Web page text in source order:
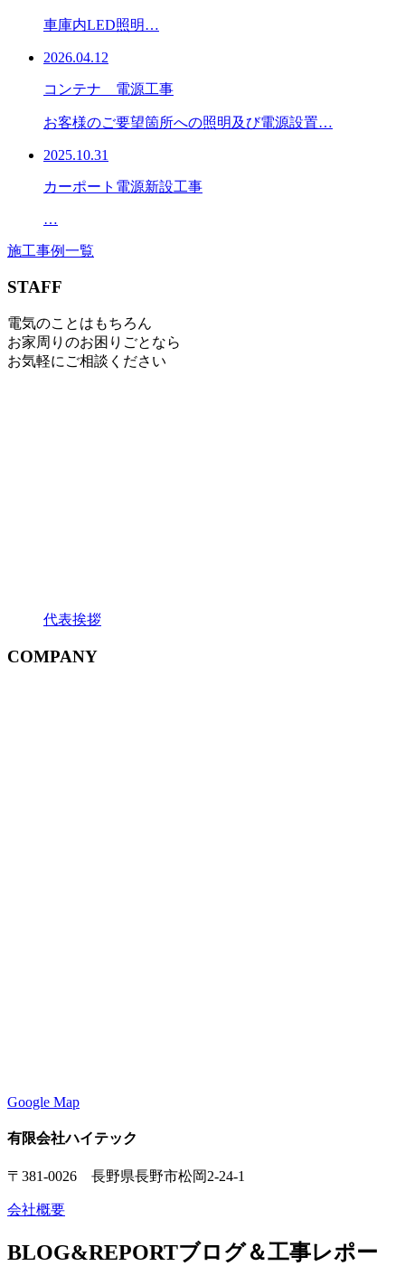
車庫内LED照明…
2026.04.12
コンテナ 電源工事
お客様のご要望箇所への照明及び電源設置…
2025.10.31
カーポート電源新設工事
…
施工事例一覧
STAFF
電気のことはもちろん
お家周りのお困りごとなら
お気軽にご相談ください
代表挨拶
COMPANY
Google Map
有限会社ハイテック
〒381-0026 長野県長野市松岡2-24-1
会社概要
BLOG&REPORTブログ＆工事レポー